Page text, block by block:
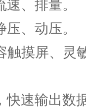
、排量。
、动压。
触摸屏、灵
快速输出数